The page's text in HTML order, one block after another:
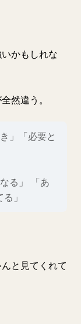
かもしれな
然違う。
」「必要と
る」 「あ
」
と見てくれて